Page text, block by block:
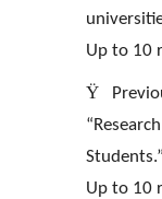
Up to 10
Ÿ
Students.”
Up to 10